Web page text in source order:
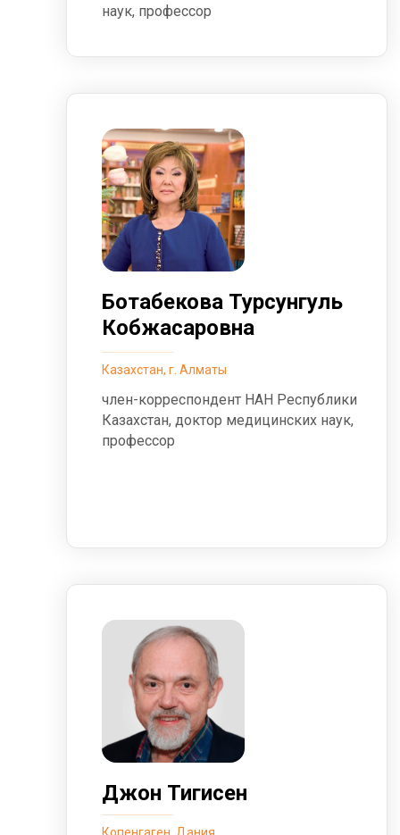
наук, профессор
Ботабекова Турсунгуль
Кобжасаровна
Казахстан, г. Алматы
член-корреспондент НАН Республики
Казахстан, доктор медицинских наук,
профессор
Джон Тигисен